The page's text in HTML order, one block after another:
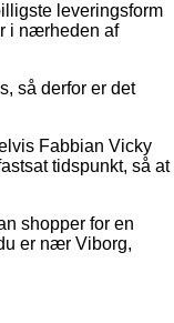
leveringsform
i nærheden af
så derfor er det
Fabbian Vicky
tidspunkt, så at
shopper for en
er nær Viborg,